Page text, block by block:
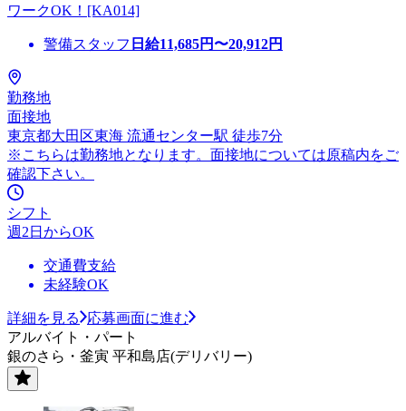
ワークOK！[KA014]
警備スタッフ 日給11,685円〜20,912円
勤務地
面接地
東京都大田区東海 流通センター駅 徒歩7分
※こちらは勤務地となります。面接地については原稿内をご
確認下さい。
シフト
週2日からOK
交通費支給
未経験OK
詳細を見る
応募画面に進む
アルバイト・パート
銀のさら・釜寅 平和島店(デリバリー)